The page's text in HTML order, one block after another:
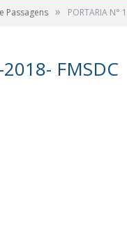
Passagens » PORTARIA N°
FMSDC